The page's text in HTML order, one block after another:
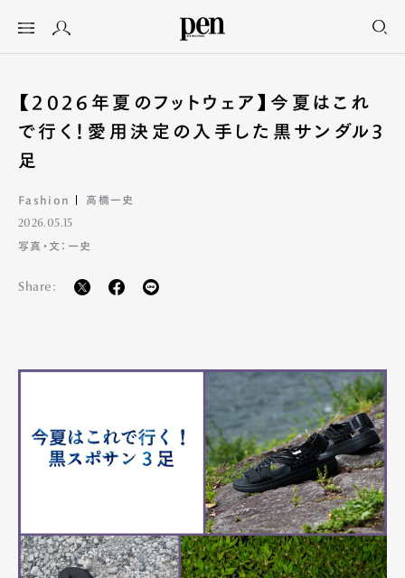
【2026年夏のフットウェア】今夏はこれ
で行く！愛用決定の入手した黒サンダル3
足
Fashion 高橋一史
2026.05.15
写真・文：一史
Share: